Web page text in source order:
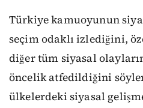
Türkiye kamuoyunun
seçim odaklı izlediğini,
diğer tüm siyasal
öncelik atfedildiğini
ülkelerdeki siyasal